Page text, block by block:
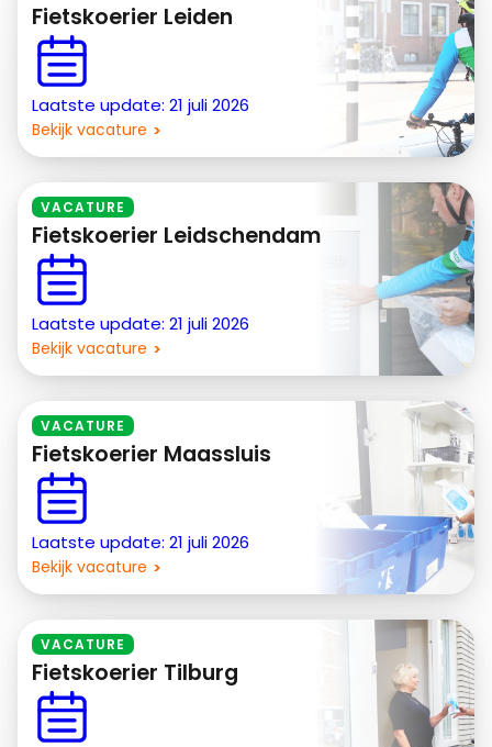
Fietskoerier Leiden
Laatste update: 21 juli 2026
Bekijk vacature
VACATURE
Fietskoerier Leidschendam
Laatste update: 21 juli 2026
Bekijk vacature
VACATURE
Fietskoerier Maassluis
Laatste update: 21 juli 2026
Bekijk vacature
VACATURE
Fietskoerier Tilburg